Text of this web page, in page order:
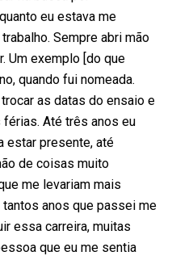
eu estava me
Sempre abri mão
Um exemplo [do que
quando fui nomeada.
as datas do ensaio e
Até três anos eu
estar presente, até
de coisas muito
me levariam mais
anos que passei me
essa carreira, muitas
que eu me sentia